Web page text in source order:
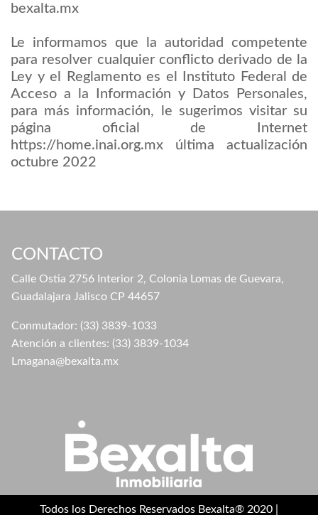
bexalta.mx
Le informamos que la autoridad competente
para resolver cualquier conflicto derivado de la
Ley y el Reglamento es el Instituto Federal de
Acceso a la Información y Datos Personales,
para más información, le sugerimos visitar su
página oficial de Internet
https://home.inai.org.mx última actualización
octubre 2022
CONTACTO
Calle Ostia 2756 Interior 2, Colonia Lomas de Guevara,
Guadalajara Jalisco CP 44657
Conmutador: (33) 3839-1033
Atención a clientes: (33) 3839-1034
Lmagana@bexalta.mx
Todos los Derechos Reservados Bexalta® 2020 |